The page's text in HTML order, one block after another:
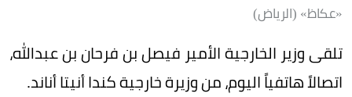
«عكاظ» (الرياض)
تلقى وزير الخارجية الأمير فيصل بن فرحان بن عبدالله،
اتصالاً هاتفياً اليوم، من وزيرة خارجية كندا أنيتا أناند.